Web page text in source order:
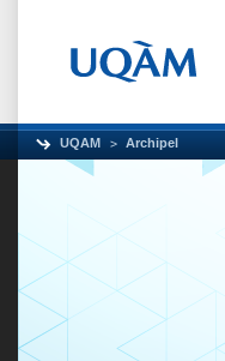
UQAM Archipel